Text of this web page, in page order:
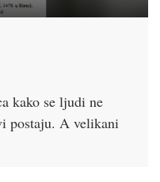
kako se ljudi ne
postaju. A velikani